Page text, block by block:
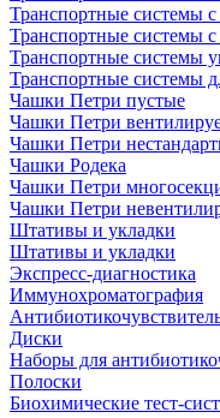
Транспортные системы с
Транспортные системы
Транспортные системы
Транспортные системы
Чашки Петри пустые
Чашки Петри
Чашки Петри
Чашки Родека
Чашки Петри
Чашки Петри
Штативы и укладки
Штативы и укладки
Экспресс-диагностика
Иммунохроматография
Диски
Наборы для
Полоски
Биохимические тест-